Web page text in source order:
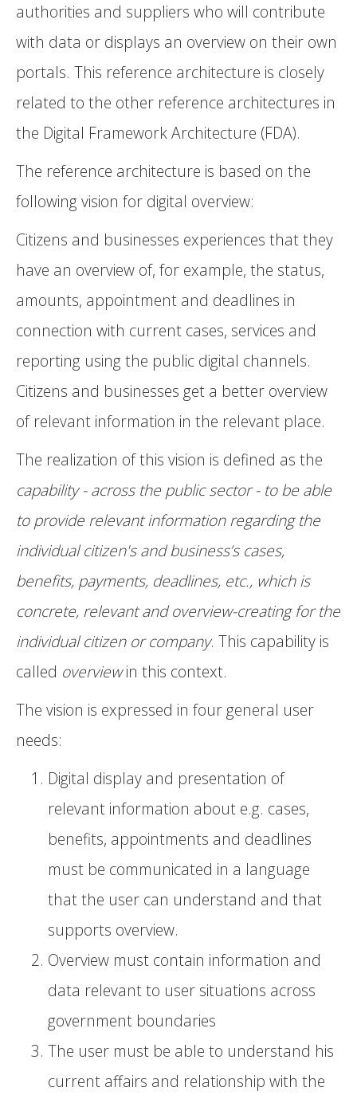
authorities and suppliers who will contribute
with data or displays an overview on their own
portals. This reference architecture is closely
related to the other reference architectures in
the Digital Framework Architecture (FDA).
The reference architecture is based on the
following vision for digital overview:
Citizens and businesses experiences that they
have an overview of, for example, the status,
amounts, appointment and deadlines in
connection with current cases, services and
reporting using the public digital channels.
Citizens and businesses get a better overview
of relevant information in the relevant place.
The realization of this vision is defined as the
capability - across the public sector - to be able
to provide relevant information regarding the
individual citizen's and business’s cases,
benefits, payments, deadlines, etc., which is
concrete, relevant and overview-creating for the
individual citizen or company. This capability is
called overviewin this context.
The vision is expressed in four general user
needs:
Digital display and presentation of
relevant information about e.g. cases,
benefits, appointments and deadlines
must be communicated in a language
that the user can understand and that
supports overview.
Overview must contain information and
data relevant to user situations across
government boundaries
The user must be able to understand his
current affairs and relationship with the